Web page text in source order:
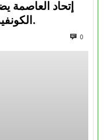
إتحاد
الكونفيدرالية الإفريقية الموسم القادم.
0